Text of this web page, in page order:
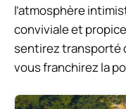
l’atmosphère
conviviale et
sentirez transporté
vous franchirez la